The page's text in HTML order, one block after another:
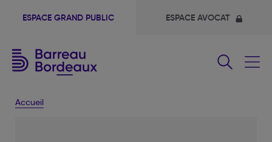
ESPACE GRAND PUBLIC ESPACE AVOCAT
Accueil